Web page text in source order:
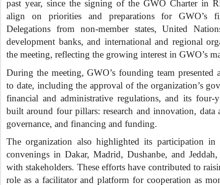
past year, since the signing of the GWO Charter in
align on priorities and preparations for GWO’s
Delegations from non‑member states, United
development banks, and international and regional
the meeting, reflecting the growing interest in GWO’s
During the meeting, GWO’s founding team presented
to date, including the approval of the organization’s
financial and administrative regulations, and its
built around four pillars: research and innovation, data
governance, and financing and funding.
The organization also highlighted its participation in
convenings in Dakar, Madrid, Dushanbe, and Jeddah,
with stakeholders. These efforts have contributed to
role as a facilitator and platform for cooperation as